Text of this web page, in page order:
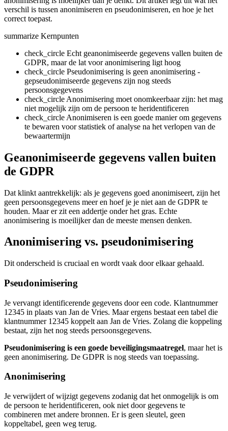
verschil is tussen anonimiseren en pseudonimiseren, en hoe je het
correct toepast.
summarize Kernpunten
check_circle Echt geanonimiseerde gegevens vallen buiten de
GDPR, maar de lat voor anonimisering ligt hoog
check_circle Pseudonimisering is geen anonimisering -
gepseudonimiseerde gegevens zijn nog steeds
persoonsgegevens
check_circle Anonimisering moet onomkeerbaar zijn: het mag
niet mogelijk zijn om de persoon te heridentificeren
check_circle Anonimiseren is een goede manier om gegevens
te bewaren voor statistiek of analyse na het verlopen van de
bewaartermijn
Geanonimiseerde gegevens vallen buiten
de GDPR
Dat klinkt aantrekkelijk: als je gegevens goed anonimiseert, zijn het
geen persoonsgegevens meer en hoef je je niet aan de GDPR te
houden. Maar er zit een addertje onder het gras. Echte
anonimisering is moeilijker dan de meeste mensen denken.
Anonimisering vs. pseudonimisering
Dit onderscheid is cruciaal en wordt vaak door elkaar gehaald.
Pseudonimisering
Je vervangt identificerende gegevens door een code. Klantnummer
12345 in plaats van Jan de Vries. Maar ergens bestaat een tabel die
klantnummer 12345 koppelt aan Jan de Vries. Zolang die koppeling
bestaat, zijn het nog steeds persoonsgegevens.
Pseudonimisering is een goede beveiligingsmaatregel, maar het is
geen anonimisering. De GDPR is nog steeds van toepassing.
Anonimisering
Je verwijdert of wijzigt gegevens zodanig dat het onmogelijk is om
de persoon te heridentificeren, ook niet door gegevens te
combineren met andere bronnen. Er is geen sleutel, geen
koppeltabel, geen weg terug.